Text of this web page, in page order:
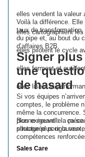
elles vendent la valeur
elles cartographient
elles pilotent le cycle
elles forment et
elles lisent la
Voilà la différence.
taux de
du pipe et, au bout du
d’affaires B2B.
Signer
une
de hasard
Si vos équipes
comptes, le problème
même la concurrence.
plus exigeant : la
structurée pour la
Bonne nouvelle : ça
pilotage plus
compétences
Vous voulez
? C’est exactement là
Sales Care